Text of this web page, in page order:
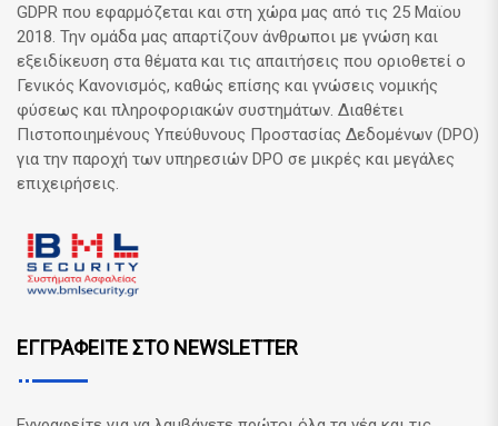
GDPR που εφαρμόζεται και στη χώρα μας από τις 25 Μαϊου
2018. Την ομάδα μας απαρτίζουν άνθρωποι με γνώση και
εξειδίκευση στα θέματα και τις απαιτήσεις που οριοθετεί ο
Γενικός Κανονισμός, καθώς επίσης και γνώσεις νομικής
φύσεως και πληροφοριακών συστημάτων. Διαθέτει
Πιστοποιημένους Υπεύθυνους Προστασίας Δεδομένων (DPO)
για την παροχή των υπηρεσιών DPO σε μικρές και μεγάλες
επιχειρήσεις.
ΕΓΓΡΑΦΕΙΤΕ ΣΤΟ NEWSLETTER